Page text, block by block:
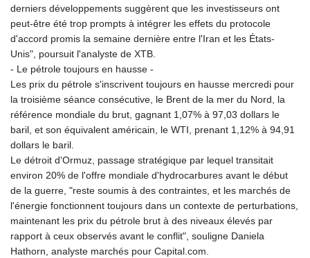
derniers développements suggèrent que les investisseurs ont
peut-être été trop prompts à intégrer les effets du protocole
d'accord promis la semaine dernière entre l'Iran et les États-
Unis", poursuit l'analyste de XTB.
- Le pétrole toujours en hausse -
Les prix du pétrole s'inscrivent toujours en hausse mercredi pour
la troisième séance consécutive, le Brent de la mer du Nord, la
référence mondiale du brut, gagnant 1,07% à 97,03 dollars le
baril, et son équivalent américain, le WTI, prenant 1,12% à 94,91
dollars le baril.
Le détroit d'Ormuz, passage stratégique par lequel transitait
environ 20% de l'offre mondiale d'hydrocarbures avant le début
de la guerre, "reste soumis à des contraintes, et les marchés de
l'énergie fonctionnent toujours dans un contexte de perturbations,
maintenant les prix du pétrole brut à des niveaux élevés par
rapport à ceux observés avant le conflit", souligne Daniela
Hathorn, analyste marchés pour Capital.com.